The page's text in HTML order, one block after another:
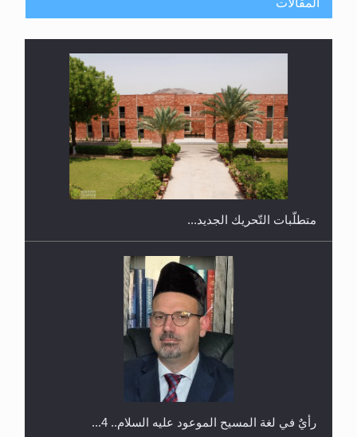
ندوة حول نظام الوصية في الجماعة الأحمدية في
شيتاغونغ – بنغلاديش
اليوم الوطني الرياضي لمجلس أنصار الله في هولندا
متطلَّبات التّحريك الجديد...
رأيٌ في لغة المسيح الموعود عليه السلام.. 4...